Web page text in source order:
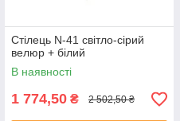
Стілець N-41 світло-сірий
велюр + білий
В наявності
1 774,50 ₴ 2 502,50 ₴